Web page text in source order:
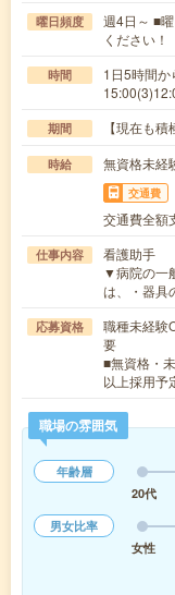
曜日頻度
週4日～ ■
ください！
時間
1日5時間
期間 【現在も
時給 無資格未
交通費
交通費全額
仕事内容
看護助手
▼病院の一
は、・器具
応募資格
職種未経験
要
■無資格・
以上採用予
職場の雰囲気
年齢層
20代
男女比率
女性